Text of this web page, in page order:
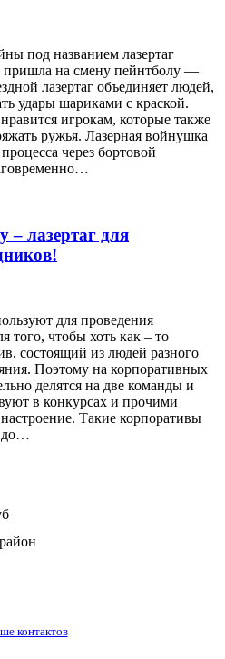
под названием лазертаг
пришла на смену пейнтболу —
лазертаг объединяет людей,
удары шариками с краской.
игрокам, которые также
ружья. Лазерная войнушка
через бортовой
– лазертаг для
для проведения
того, чтобы хоть как – то
состоящий из людей разного
Поэтому на корпоративных
делятся на две команды и
в конкурсах и прочими
Такие корпоративы
до…
контактов